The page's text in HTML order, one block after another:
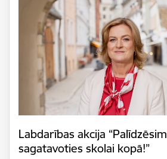
Labdarības akcija “Palīdzēsim
sagatavoties skolai kopā!”